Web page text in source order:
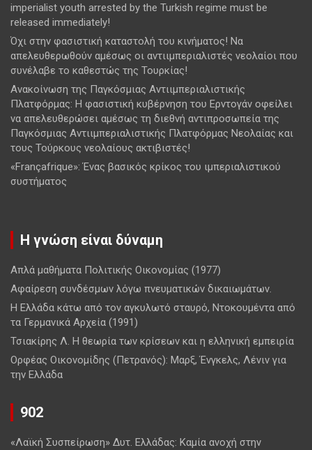
imperialist youth arrested by the Turkish regime must be
released immediately!
Όχι στην φασιστική καταστολή του κινήματος! Να
απελευθερωθούν αμέσως οι αντιιμπεριαλιστές νεολαίοι που
συνέλαβε το καθεστώς της Τουρκίας!
Ανακοίνωση της Παγκόσμιας Αντιιμπεριαλιστικής
Πλατφόρμας: Η φασιστική κυβέρνηση του Ερντογάν οφείλει
να απελευθερώσει αμέσως τη διεθνή αντιπροσωπεία της
Παγκόσμιας Αντιιμπεριαλιστικής Πλατφόρμας Νεολαίας και
τους Τούρκους νεολαίους ακτιβιστές!
«Françafrique»: Ένας βασικός κρίκος του ιμπεριαλιστικού
συστήματος
Η γνώση είναι δύναμη
Απλά μαθήματα Πολιτικής Οικονομίας (1977)
Αφαίρεση συνδέσμων λόγω πνευματικών δικαιωμάτων.
Η Ελλάδα κάτω από τον αγκυλωτό σταυρό, Ντοκουμέντα από
τα Γερμανικά Αρχεία (1991)
Τσιακίρης Λ. Η θεωρία των κρίσεων και η ελληνική εμπειρία
Ορφέας Οικονομίδης (Πετρανός): Μαρξ, Ένγκελς, Λένιν για
την Ελλάδα
902
«Λαϊκή Συσπείρωση» Δυτ. Ελλάδας: Καμία ανοχή στην